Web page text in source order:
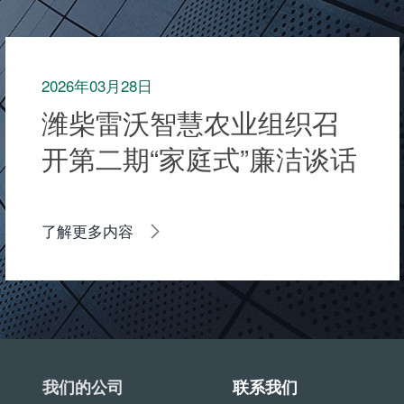
2026年03月28日
潍柴雷沃智慧农业组织召
开第二期“家庭式”廉洁谈话
了解更多内容
我们的公司 联系我们